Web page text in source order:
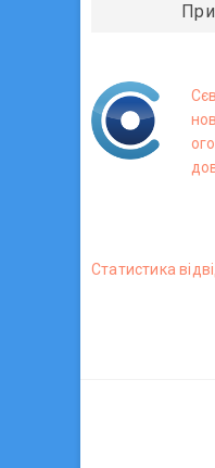
Статистика